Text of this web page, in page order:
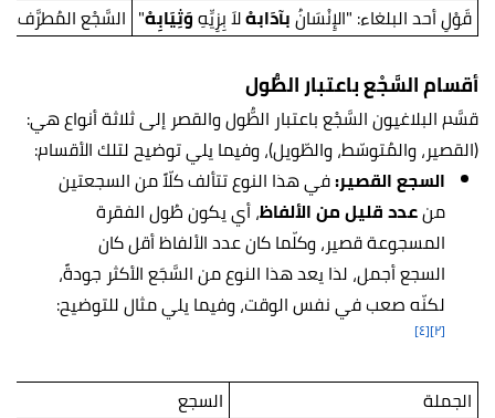
قَوْلِ أحد البلغاء: "الإِنْسَانُبآدَابهْلاَ بِزِيِّهِوَثِيَابِهْ" السَّجْع المُطرَّف
أقسام السَّجْع باعتبار الطُّول
قسَّم البلاغيون السَّجْع باعتبار الطُّول والقصر إلى ثلاثة أنواع هي:
(القصير، والمُتوسّط، والطّويل)، وفيما يلي توضيح لتلك الأقسام:
السجع القصير:في هذا النوع تتألف كلّاً من السجعتين
منعدد قليل من الألفاظ، أييكون طُول الفقرة
المسجوعة قصير، وكلّما كان عدد الألفاظ أقل كان
السجع أجمل، لذا يعد هذا النوع من السَّجَع الأكثر جودةً،
لكنّه صعب في نفس الوقت، وفيما يلي مثال للتوضيح:
[٢] [٤]
الجملة
السجع